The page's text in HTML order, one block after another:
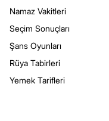
Namaz Vakitleri
Seçim Sonuçları
Şans Oyunları
Rüya Tabirleri
Yemek Tarifleri